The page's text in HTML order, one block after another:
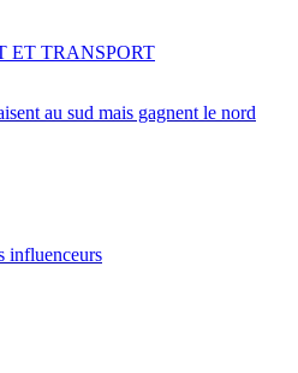
au sud mais gagnent le nord
ET TRANSPORT
influenceurs